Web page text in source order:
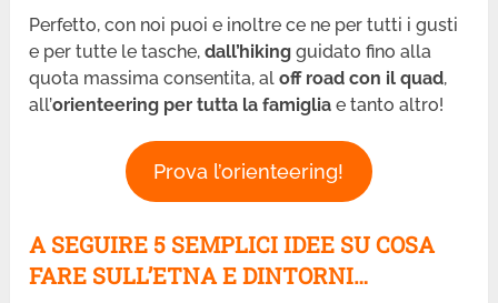
Perfetto, con noi puoi e inoltre ce ne per tutti i gusti
e per tutte le tasche,dall’hikingguidato fino alla
quota massima consentita, aloff road con il quad,
all’orienteering per tutta la famiglia e tanto altro!
Prova l’orienteering!
A SEGUIRE 5 SEMPLICI IDEE SU COSA
FARE SULL’ETNA E DINTORNI…